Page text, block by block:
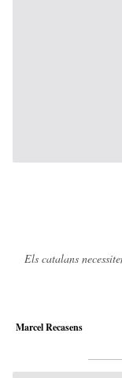
Els catalans
Marcel Recasens